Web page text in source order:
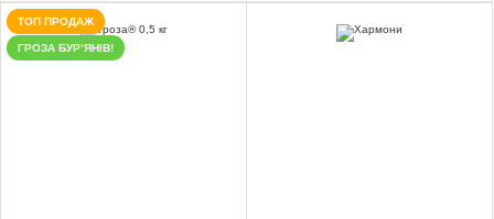
ТОП ПРОДАЖ
ГРОЗА БУР’ЯНІВ!